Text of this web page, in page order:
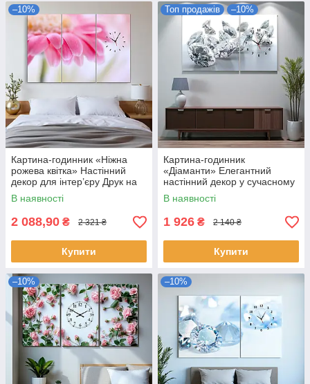
–10%
Картина-годинник «Ніжна
рожева квітка» Настінний
декор для інтер’єру Друк на
полотні з безшумним
механізмом 90х60 см з 3х
В наявності
2 088,90 ₴ 2 321 ₴
Купити
Топ продажів –10%
Картина-годинник
«Діаманти» Елегантний
настінний декор у сучасному
стилі Друк на полотні
Безшумний механізм 100х60
В наявності
1 926 ₴ 2 140 ₴
Купити
–10% –10%